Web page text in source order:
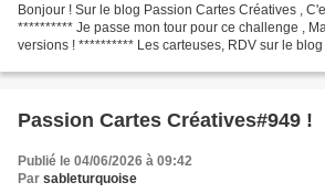
Bonjour ! Sur le blog Passion Cartes Créatives ,
********** Je passe mon tour pour ce challenge ,
versions ! ********** Les carteuses, RDV sur le
Passion Cartes Créatives#949 !
Publié le 04/06/2026 à 09:42
Par sableturquoise